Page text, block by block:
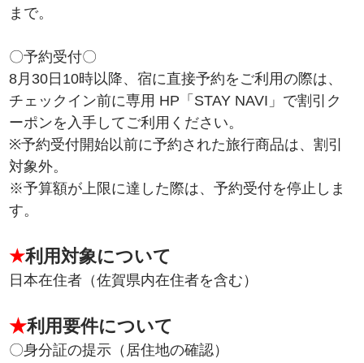
まで。
〇予約受付〇
8月30日10時以降、宿に直接予約をご利用の際は、
チェックイン前に専用 HP「STAY NAVI」で割引ク
ーポンを入手してご利用ください。
※予約受付開始以前に予約された旅行商品は、割引
対象外。
※予算額が上限に達した際は、予約受付を停止しま
す。
★利用対象について
日本在住者（佐賀県内在住者を含む）
★利用要件について
〇身分証の提示（居住地の確認）